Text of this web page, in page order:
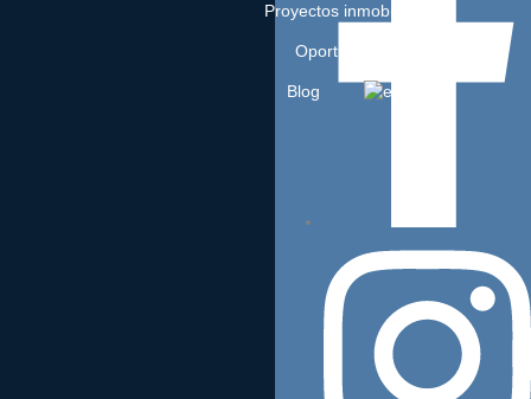
Proyectos inmobiliarios
Oportunidades
Blog